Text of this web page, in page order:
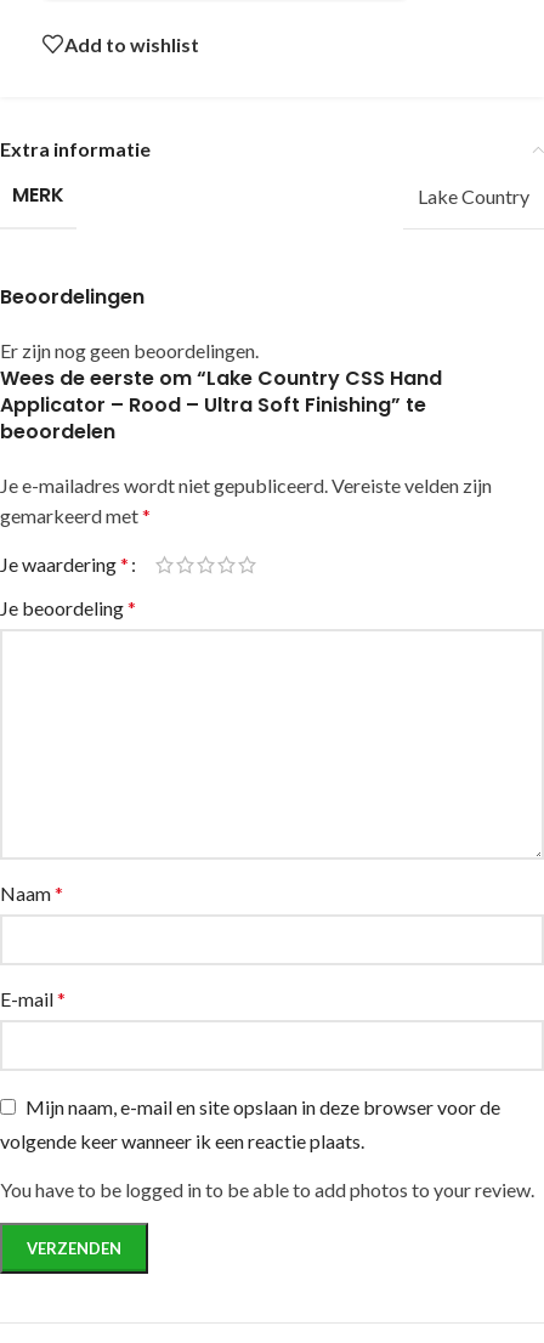
Add to wishlist
Extra informatie
MERK Lake Country
Beoordelingen
Er zijn nog geen beoordelingen.
Wees de eerste om “Lake Country CSS Hand
Applicator – Rood – Ultra Soft Finishing” te
beoordelen
Je e-mailadres wordt niet gepubliceerd.Vereiste velden zijn
gemarkeerd met*
Je waardering*
Je beoordeling*
Naam*
E-mail*
Mijn naam, e-mail en site opslaan in deze browser voor de
volgende keer wanneer ik een reactie plaats.
You have to be logged in to be able to add photos to your review.
Alternative: